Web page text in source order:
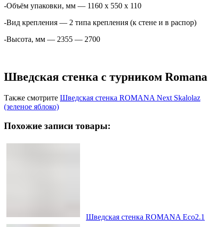
-Объём упаковки, мм — 1160 х 550 х 110
-Вид крепления — 2 типа крепления (к стене и в распор)
-Высота, мм — 2355 — 2700
Шведская стенка с турником Romana
Также смотрите Шведская стенка ROMANA Next Skalolaz
(зеленое яблоко)
Похожие записи товары:
Шведская стенка ROMANA Eco2.1